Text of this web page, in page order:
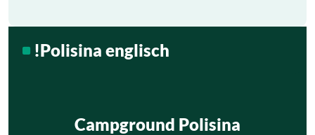
!Polisina englisch
Campground Polisina